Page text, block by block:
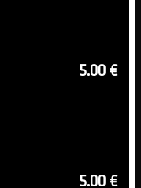
5.00 €
5.00 €